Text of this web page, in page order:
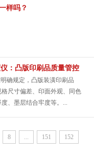
样吗？
：凸版印刷品质量管控
确规定，凸版装潢印刷品
格尺寸偏差、印面外观、同色
、墨层结合牢度等。...
8 151
152